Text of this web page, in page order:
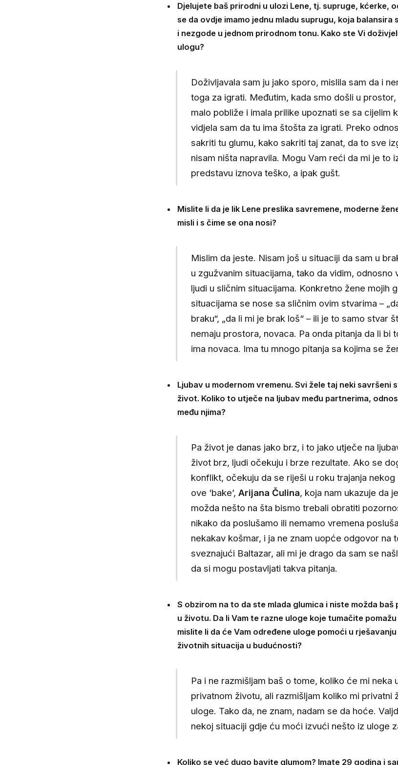
Djelujete baš prirodni u ulozi Lene, tj. supruge, kćerke,
se da ovdje imamo jednu mladu suprugu, koja balansira
i nezgode u jednom prirodnom tonu. Kako ste Vi
ulogu?
Doživljavala sam ju jako sporo, mislila sam da i
toga za igrati. Međutim, kada smo došli u
malo pobliže i imala prilike upoznati se sa cijelim
vidjela sam da tu ima štošta za igrati. Preko
sakriti tu glumu, kako sakriti taj zanat, da to sve
nisam ništa napravila. Mogu Vam reći da mi je to
predstavu iznova teško, a ipak gušt.
Mislite li da je lik Lene preslika savremene, moderne
misli i s čime se ona nosi?
Mislim da jeste. Nisam još u situaciji da sam u
u zgužvanim situacijama, tako da vidim, odnosno
ljudi u sličnim situacijama. Konkretno žene mojih
situacijama se nose sa sličnim ovim stvarima –
braku“, „da li mi je brak loš“ – ili je to samo stvar
nemaju prostora, novaca. Pa onda pitanja da li bi
ima novaca. Ima tu mnogo pitanja sa kojima se
Ljubav u modernom vremenu. Svi žele taj neki savršeni
život. Koliko to utječe na ljubav među partnerima,
među njima?
Pa život je danas jako brz, i to jako utječe na
život brz, ljudi očekuju i brze rezultate. Ako se
konflikt, očekuju da se riješi u roku trajanja nekog
ove ‘bake’,Arijana Čulina, koja nam ukazuje da
možda nešto na šta bismo trebali obratiti
nikako da poslušamo ili nemamo vremena
nekakav košmar, i ja ne znam uopće odgovor na
sveznajući Baltazar, ali mi je drago da sam se
da si mogu postavljati takva pitanja.
S obzirom na to da ste mlada glumica i niste možda baš
u životu. Da li Vam te razne uloge koje tumačite
mislite li da će Vam određene uloge pomoći u
životnih situacija u budućnosti?
Pa i ne razmišljam baš o tome, koliko će mi neka
privatnom životu, ali razmišljam koliko mi privatni
uloge. Tako da, ne znam, nadam se da hoće.
nekoj situaciji gdje ću moći izvući nešto iz uloge
Koliko se već dugo bavite glumom? Imate 29 godina i